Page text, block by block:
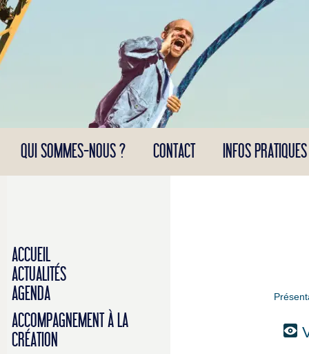
Panneau de gestion des cookies
QUI SOMMES-NOUS ? CONTACT INFOS PRATIQUES
ACCUEIL
ACTUALITÉS
AGENDA
ACCOMPAGNEMENT À LA
CRÉATION